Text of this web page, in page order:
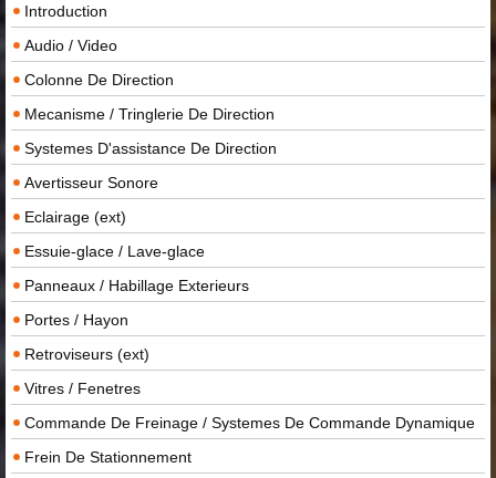
Introduction
Audio / Video
Colonne De Direction
Mecanisme / Tringlerie De Direction
Systemes D'assistance De Direction
Avertisseur Sonore
Eclairage (ext)
Essuie-glace / Lave-glace
Panneaux / Habillage Exterieurs
Portes / Hayon
Retroviseurs (ext)
Vitres / Fenetres
Commande De Freinage / Systemes De Commande Dynamique
Frein De Stationnement